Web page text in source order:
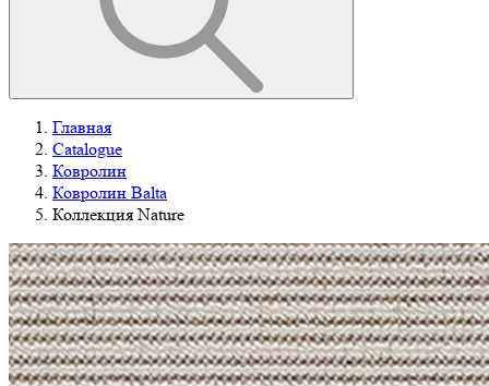
Главная
Catalogue
Ковролин
Ковролин Balta
Коллекция Nature